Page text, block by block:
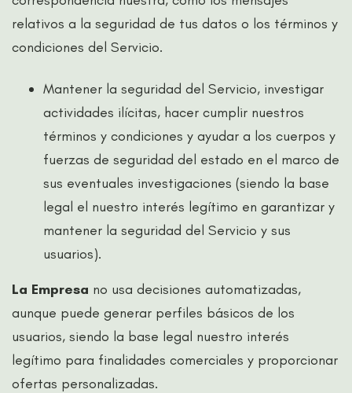
relativos a la seguridad de tus datos o los términos y
condiciones del Servicio.
Mantener la seguridad del Servicio, investigar
actividades ilícitas, hacer cumplir nuestros
términos y condiciones y ayudar a los cuerpos y
fuerzas de seguridad del estado en el marco de
sus eventuales investigaciones (siendo la base
legal el nuestro interés legítimo en garantizar y
mantener la seguridad del Servicio y sus
usuarios).
La Empresa no usa decisiones automatizadas,
aunque puede generar perfiles básicos de los
usuarios, siendo la base legal nuestro interés
legítimo para finalidades comerciales y proporcionar
ofertas personalizadas.